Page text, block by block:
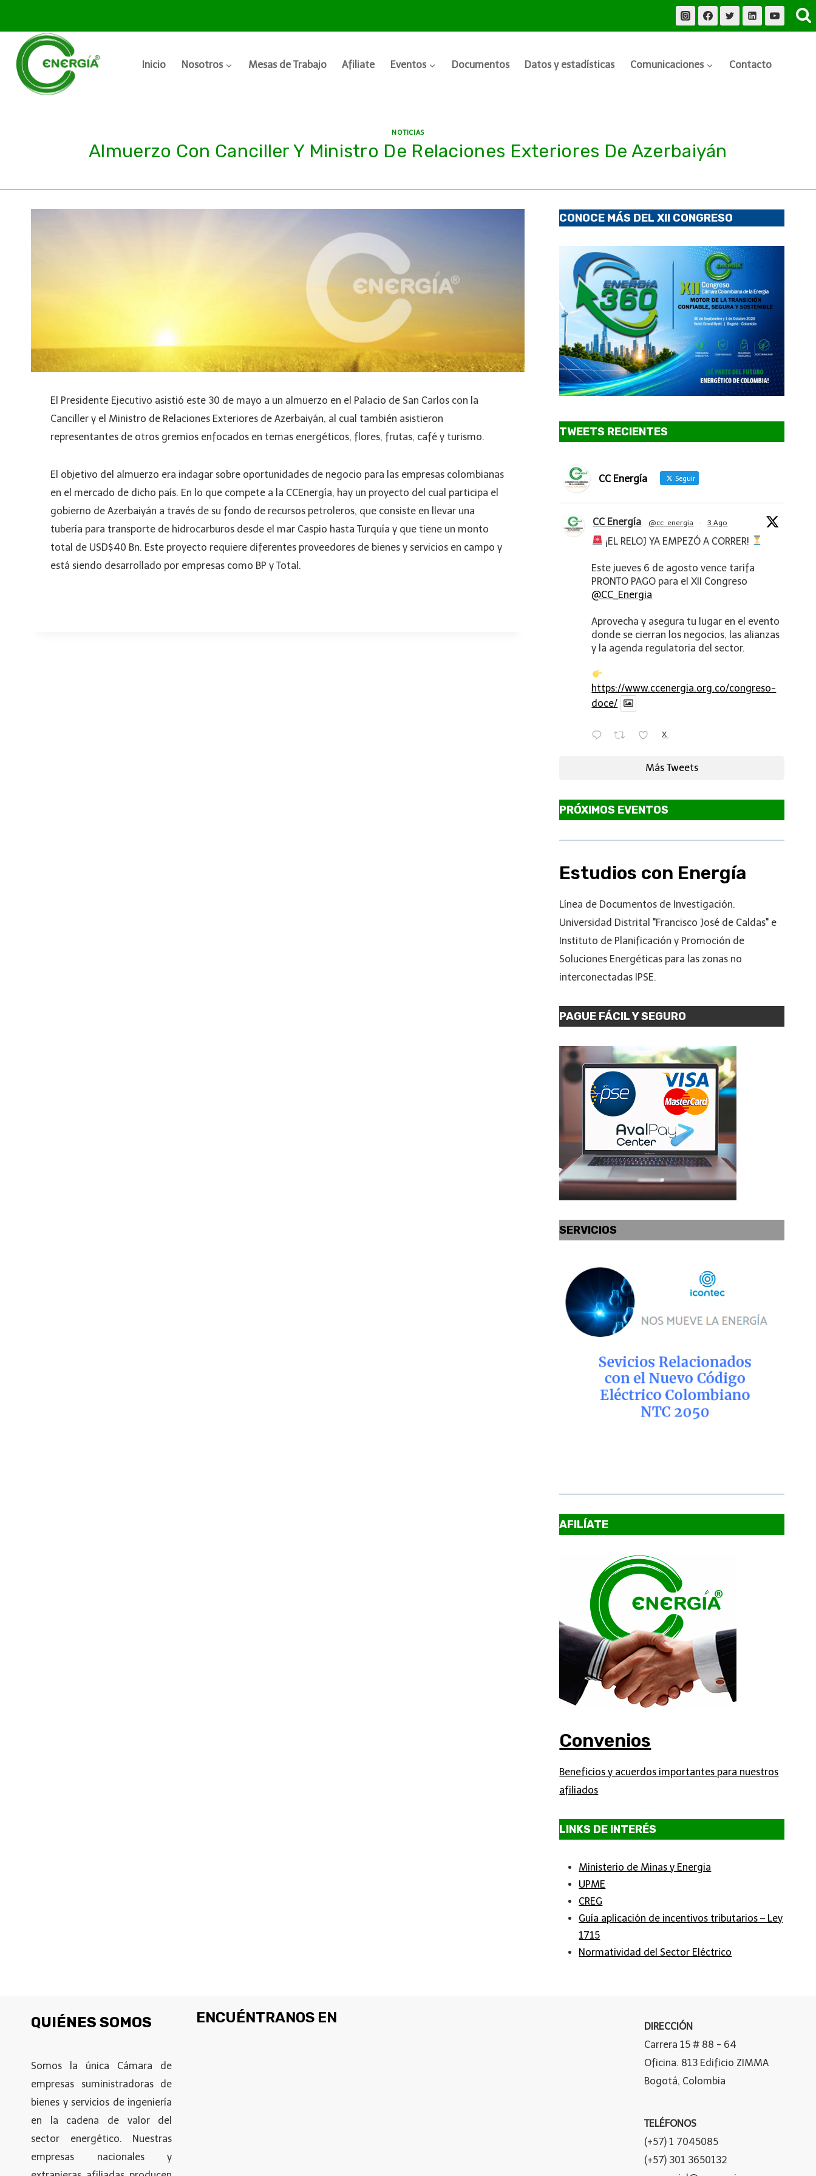
Inicio Nosotros Mesas de Trabajo Afiliate Eventos Documentos Datos y estadísticas Comunicaciones Contacto
NOTICIAS
Almuerzo Con Canciller Y Ministro De Relaciones Exteriores De Azerbaiyán
El Presidente Ejecutivo asistió este 30 de mayo a un almuerzo en el Palacio de San Carlos con la
Canciller y el Ministro de Relaciones Exteriores de Azerbaiyán, al cual también asistieron
representantes de otros gremios enfocados en temas energéticos, flores, frutas, café y turismo.
El objetivo del almuerzo era indagar sobre oportunidades de negocio para las empresas colombianas
en el mercado de dicho país. En lo que compete a la CCEnergía, hay un proyecto del cual participa el
gobierno de Azerbaiyán a través de su fondo de recursos petroleros, que consiste en llevar una
tubería para transporte de hidrocarburos desde el mar Caspio hasta Turquía y que tiene un monto
total de USD$40 Bn. Este proyecto requiere diferentes proveedores de bienes y servicios en campo y
está siendo desarrollado por empresas como BP y Total.
CONOCE MÁS DEL XII CONGRESO
TWEETS RECIENTES
CC Energía Seguir
CC Energía @cc_energia · 3 Ago
¡EL RELOJ YA EMPEZÓ A CORRER!
Este jueves 6 de agosto vence tarifa
PRONTO PAGO para el XII Congreso
@CC_Energia
Aprovecha y asegura tu lugar en el evento
donde se cierran los negocios, las alianzas
y la agenda regulatoria del sector.
https://www.ccenergia.org.co/congreso-
doce/
X
Más Tweets
PRÓXIMOS EVENTOS
Estudios con Energía
Línea de Documentos de Investigación.
Universidad Distrital "Francisco José de Caldas" e
Instituto de Planificación y Promoción de
Soluciones Energéticas para las zonas no
interconectadas IPSE.
PAGUE FÁCIL Y SEGURO
SERVICIOS
AFILÍATE
Convenios
Beneficios y acuerdos importantes para nuestros
afiliados
LINKS DE INTERÉS
Ministerio de Minas y Energia
UPME
CREG
Guía aplicación de incentivos tributarios – Ley
1715
Normatividad del Sector Eléctrico
QUIÉNES SOMOS
Somos la única Cámara de
empresas suministradoras de
bienes y servicios de ingeniería
en la cadena de valor del
sector energético. Nuestras
empresas nacionales y
ENCUÉNTRANOS EN
DIRECCIÓN
Carrera 15 # 88 - 64
Oficina. 813 Edificio ZIMMA
Bogotá, Colombia
TELÉFONOS
(+57) 1 7045085
(+57) 301 3650132